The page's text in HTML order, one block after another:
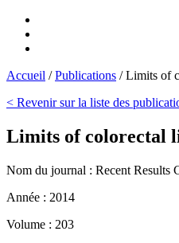
Accueil /Publications /Limits of
< Revenir sur la liste des
Limits of colorectal
Nom du journal : Recent Results
Année : 2014
Volume : 203